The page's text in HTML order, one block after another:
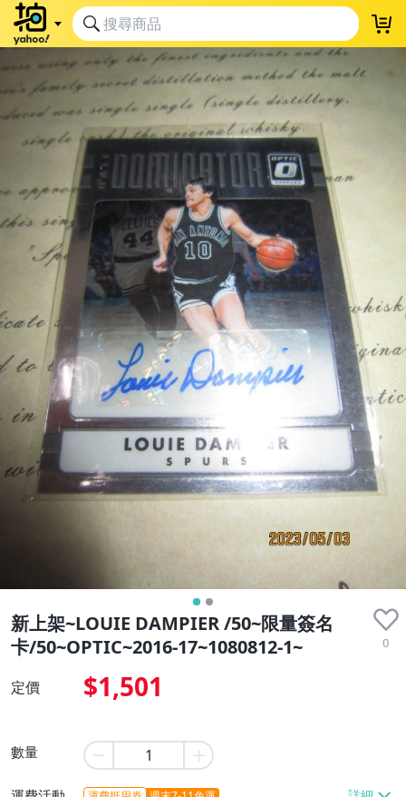
新上架~LOUIE DAMPIER /50~限量簽名
卡/50~OPTIC~2016-17~1080812-1~
0
定價 $1,501
數量